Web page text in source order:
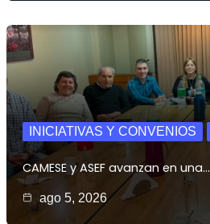
INICIATIVAS Y CONVENIOS
CAMESE y ASEF avanzan en una…
ago 5, 2026